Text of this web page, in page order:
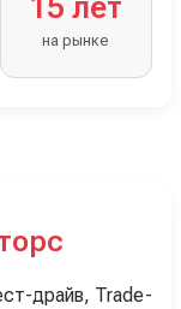
15 лет
на рынке
драйв, Trade-